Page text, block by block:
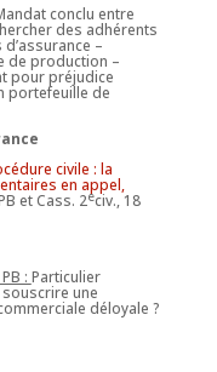
conclu entre
des adhérents
–
de production –
pour préjudice
portefeuille de
civile : la
en appel,
et Cass. 2eciv., 18
: Particulier
une
déloyale ?